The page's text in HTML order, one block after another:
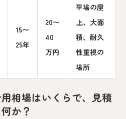
15〜
25年
20〜
40
万円
平場の屋
上、大面
積、耐久
性重視の
場所
相場はいくらで、見積
か？